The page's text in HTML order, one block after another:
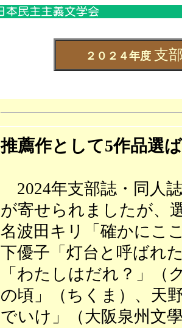
２０２４年度 支
推薦作として5作品選
2024年支部誌・同人
が寄せられましたが、
名波田キリ「確かにこ
下優子「灯台と呼ばれ
「わたしはだれ？」（
の頃」（ちくま）、天
でいけ」（大阪泉州文